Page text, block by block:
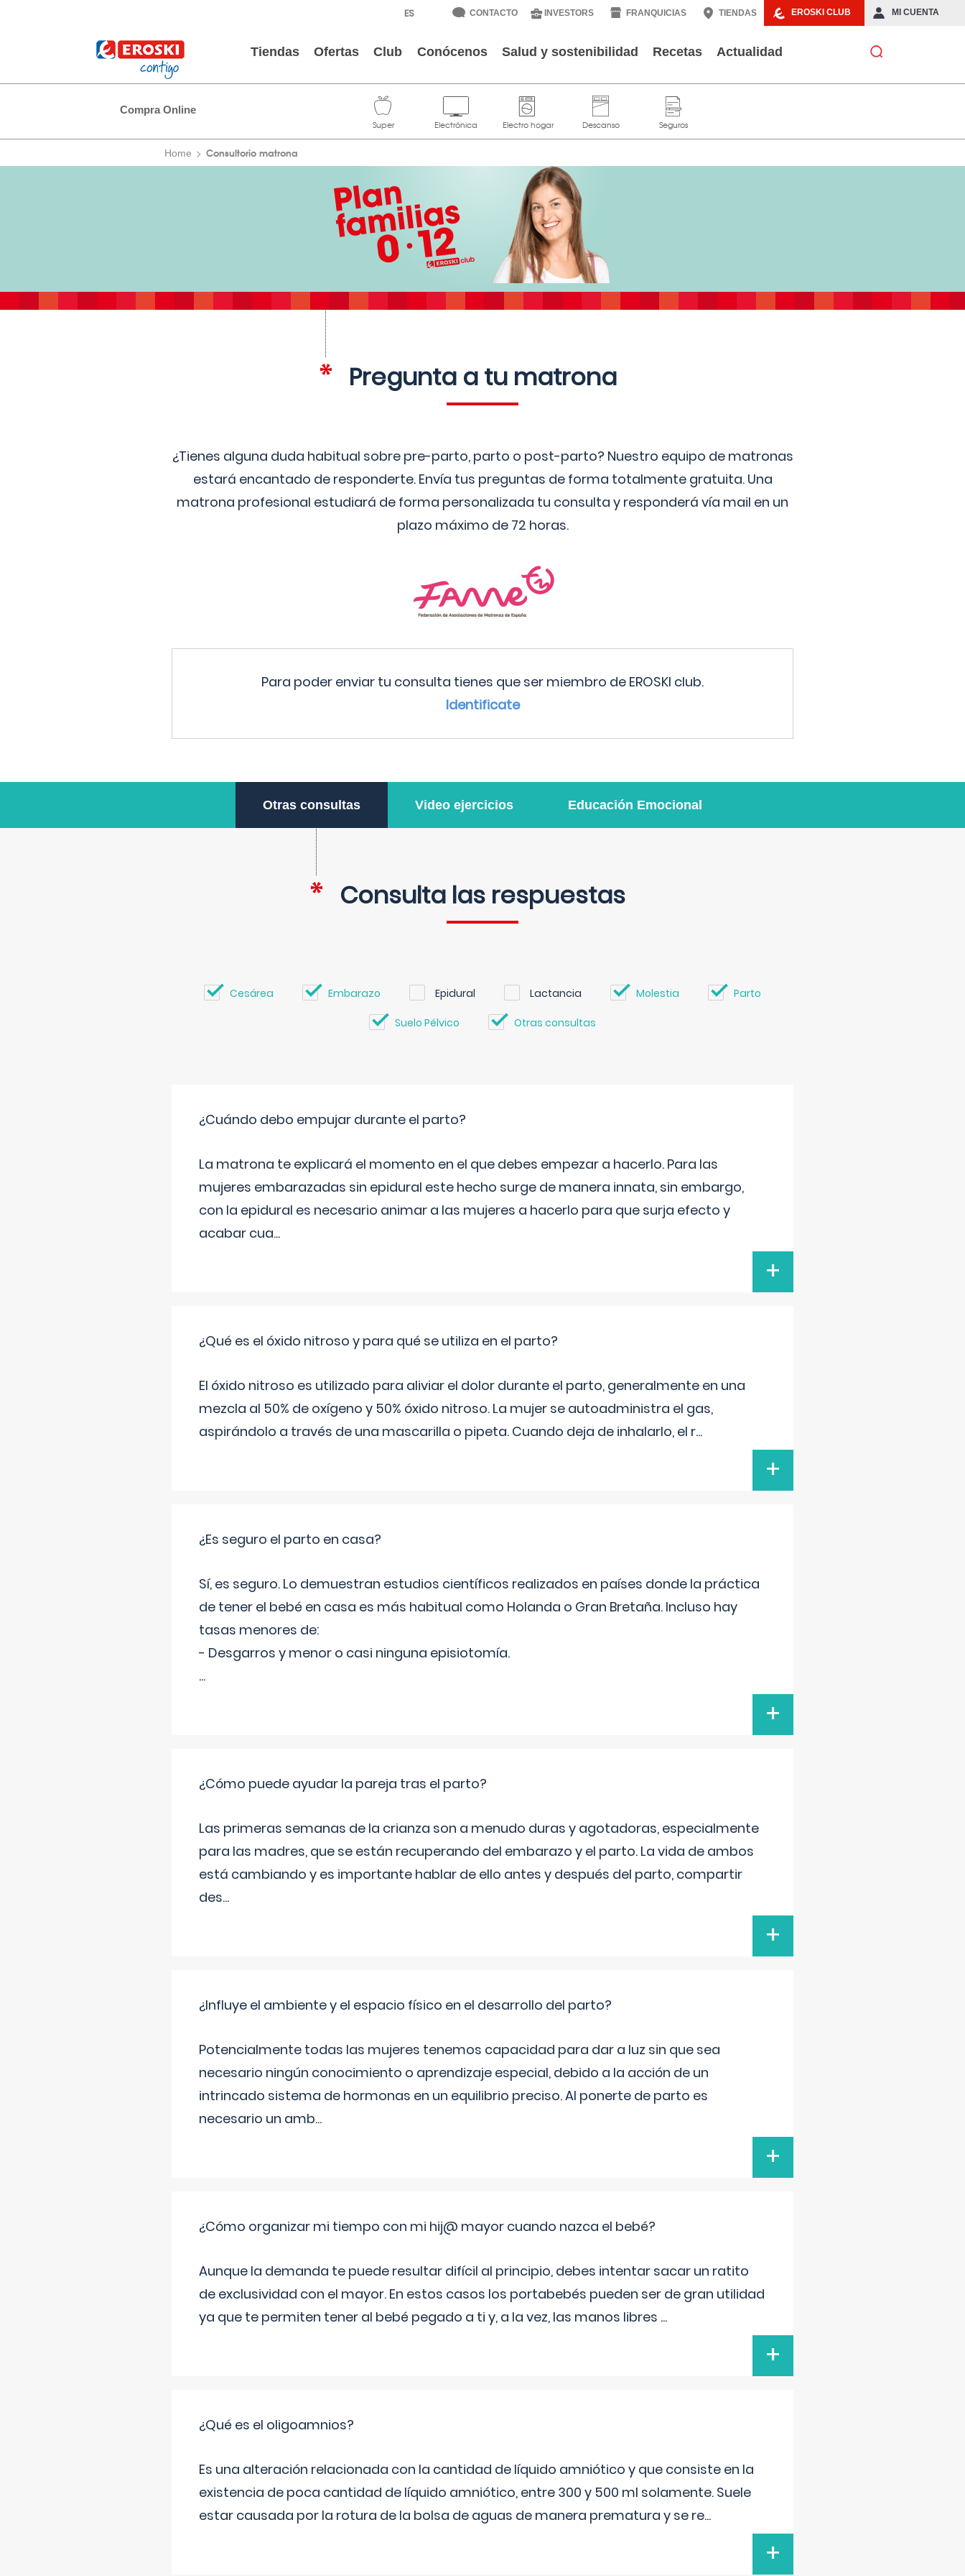
EROSKI CLUB MI CUENTA
CONTACTO INVESTORS FRANQUICIAS TIENDAS
Tiendas Ofertas Club Conócenos Salud y sostenibilidad Recetas Actualidad
Compra Online
Home Consultorio matrona
Pregunta a tu matrona
¿Tienes alguna duda habitual sobre pre-parto, parto o post-parto? Nuestro equipo de matronas
estará encantado de responderte. Envía tus preguntas de forma totalmente gratuita. Una
matrona profesional estudiará de forma personalizada tu consulta y responderá vía mail en un
plazo máximo de 72 horas.
Para poder enviar tu consulta tienes que ser miembro de EROSKI club.
Identificate
Otras consultas Video ejercicios Educación Emocional
Consulta las respuestas
Cesárea Embarazo Epidural Lactancia Molestia Parto
Suelo Pélvico Otras consultas
¿Cuándo debo empujar durante el parto?
La matrona te explicará el momento en el que debes empezar a hacerlo. Para las
mujeres embarazadas sin epidural este hecho surge de manera innata, sin embargo,
con la epidural es necesario animar a las mujeres a hacerlo para que surja efecto y
acabar cua...
+
¿Qué es el óxido nitroso y para qué se utiliza en el parto?
El óxido nitroso es utilizado para aliviar el dolor durante el parto, generalmente en una
mezcla al 50% de oxígeno y 50% óxido nitroso. La mujer se autoadministra el gas,
aspirándolo a través de una mascarilla o pipeta. Cuando deja de inhalarlo, el r...
+
¿Es seguro el parto en casa?
Sí, es seguro. Lo demuestran estudios científicos realizados en países donde la práctica
de tener el bebé en casa es más habitual como Holanda o Gran Bretaña. Incluso hay
tasas menores de:
- Desgarros y menor o casi ninguna episiotomía.
...
+
¿Cómo puede ayudar la pareja tras el parto?
Las primeras semanas de la crianza son a menudo duras y agotadoras, especialmente
para las madres, que se están recuperando del embarazo y el parto. La vida de ambos
está cambiando y es importante hablar de ello antes y después del parto, compartir
des...
+
¿Influye el ambiente y el espacio físico en el desarrollo del parto?
Potencialmente todas las mujeres tenemos capacidad para dar a luz sin que sea
necesario ningún conocimiento o aprendizaje especial, debido a la acción de un
intrincado sistema de hormonas en un equilibrio preciso. Al ponerte de parto es
necesario un amb...
+
¿Cómo organizar mi tiempo con mi hij@ mayor cuando nazca el bebé?
Aunque la demanda te puede resultar difícil al principio, debes intentar sacar un ratito
de exclusividad con el mayor. En estos casos los portabebés pueden ser de gran utilidad
ya que te permiten tener al bebé pegado a ti y, a la vez, las manos libres ...
+
¿Qué es el oligoamnios?
Es una alteración relacionada con la cantidad de líquido amniótico y que consiste en la
existencia de poca cantidad de líquido amniótico, entre 300 y 500 ml solamente. Suele
estar causada por la rotura de la bolsa de aguas de manera prematura y se re...
+